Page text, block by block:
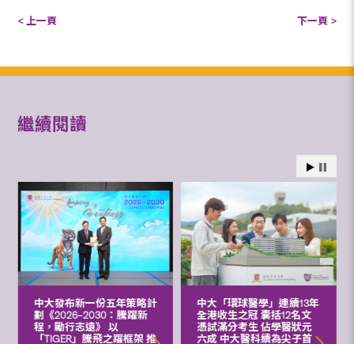
< 上一頁 下一頁 >
繼續閱讀
中大發布新一份五年策略計
劃《2026‒2030：騰躍新
程，勵行志遠》 以
「TIGER」騰飛之躍框架 推
中大「環球醫學」連續13年
全港收生之冠 囊括12名文
憑試滿分考生 佔學醫狀元
六成 中大醫科續為尖子首